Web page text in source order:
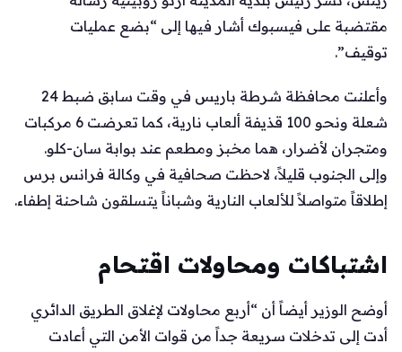
مقتضبة على فيسبوك أشار فيها إلى “بضع عمليات
توقيف”.
وأعلنت محافظة شرطة باريس في وقت سابق ضبط 24
شعلة ونحو 100 قذيفة ألعاب نارية، كما تعرضت 6 مركبات
ومتجران لأضرار، هما مخبز ومطعم عند بوابة سان-كلو.
وإلى الجنوب قليلاً، لاحظت صحافية في وكالة فرانس برس
إطلاقاً متواصلاً للألعاب النارية وشباناً يتسلقون شاحنة إطفاء.
اشتباكات ومحاولات اقتحام
أوضح الوزير أيضاً أن “أربع محاولات لإغلاق الطريق الدائري
أدت إلى تدخلات سريعة جداً من قوات الأمن التي أعادت